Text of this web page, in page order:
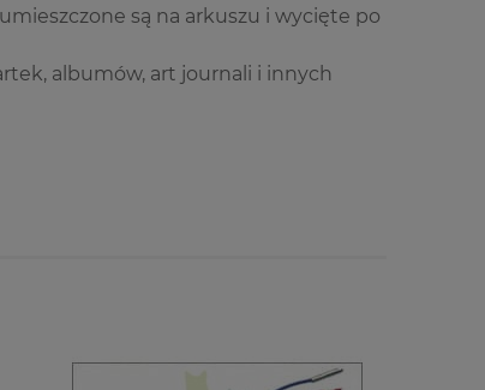
są na arkuszu i wycięte po
albumów, art journali i innych